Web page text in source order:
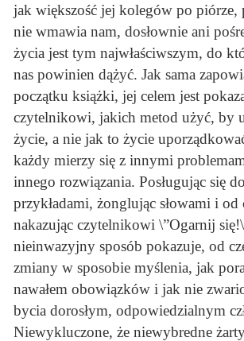
jak większość jej kolegów po piórze,
nie wmawia nam, dosłownie ani
życia jest tym najwłaściwszym, do
nas powinien dążyć. Jak sama
początku książki, jej celem jest
czytelnikowi, jakich metod użyć, by
życie, a nie jak to życie
każdy mierzy się z innymi
innego rozwiązania. Posługując się
przykładami, żonglując słowami i od
nakazując czytelnikowi \”Ogarnij
nieinwazyjny sposób pokazuje, od
zmiany w sposobie myślenia, jak
nawałem obowiązków i jak nie
bycia dorosłym, odpowiedzialnym
Niewykluczone, że niewybredne